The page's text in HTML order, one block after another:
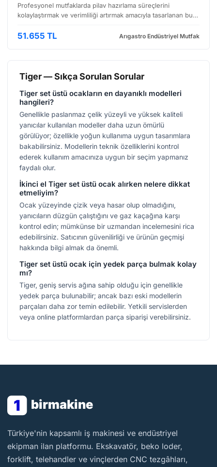
Profesyonel mutfaklarda pilav hazırlama süreçlerini
kolaylaştırmak ve verimliliği artırmak amacıyla tasarlanan bu
yemek hazırlama tesisleri için ideal bir …
51.655 TL Arıgastro Endüstriyel Mutfak
Tiger — Sıkça Sorulan Sorular
Tiger set üstü ocakların en dayanıklı modelleri
hangileri?
Genellikle paslanmaz çelik yüzeyli ve yüksek kaliteli
yanıcılar kullanılan modeller daha uzun ömürlü
görülüyor; özellikle yoğun kullanıma uygun tasarımlara
bakabilirsiniz. Modellerin teknik özelliklerini kontrol
ederek kullanım amacınıza uygun bir seçim yapmanız
faydalı olur.
İkinci el Tiger set üstü ocak alırken nelere dikkat
etmeliyim?
Ocak yüzeyinde çizik veya hasar olup olmadığını,
yanıcıların düzgün çalıştığını ve gaz kaçağına karşı
kontrol edin; mümkünse bir uzmandan incelemesini rica
edebilirsiniz. Satıcının güvenilirliği ve ürünün geçmişi
hakkında bilgi almak da önemli.
Tiger set üstü ocak için yedek parça bulmak kolay
mı?
Tiger, geniş servis ağına sahip olduğu için genellikle
yedek parça bulunabilir; ancak bazı eski modellerin
parçaları daha zor temin edilebilir. Yetkili servislerden
veya online platformlardan parça siparişi verebilirsiniz.
1 birmakine
BirMakine
Türkiye'nin kapsamlı iş makinesi ve endüstriyel
ekipman ilan platformu. Ekskavatör, beko loder,
forklift, telehandler ve vinçlerden CNC tezgâhları,